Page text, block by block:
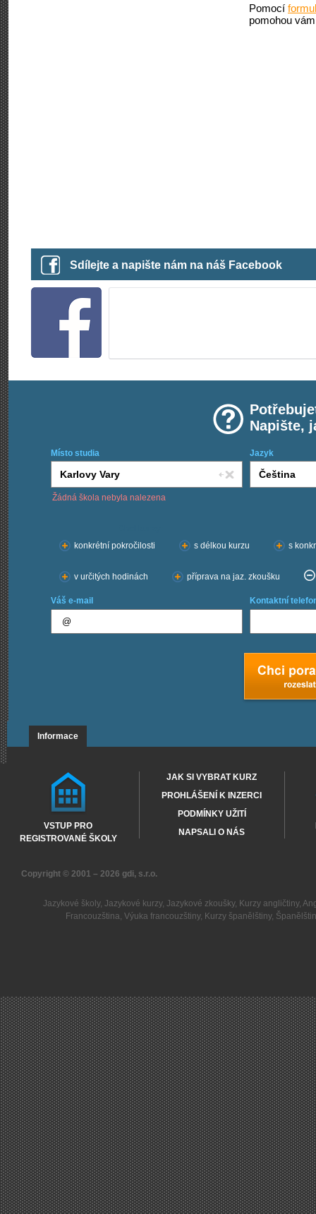
Pomocí
pomohou
Sdílejte a napište nám na náš Facebook
Napište,
Místo studia Jazyk
Žádná škola nebyla nalezena
konkrétní pokročilosti
s délkou kurzu s
v určitých hodinách příprava na jaz. zkoušku
Váš e-mail Kontaktní
Informace
VSTUP PRO
REGISTROVANÉ ŠKOLY
JAK SI VYBRAT KURZ
PROHLÁŠENÍ K INZERCI
PODMÍNKY UŽITÍ
NAPSALI O NÁS
Copyright © 2001 – 2026 gdi, s.r.o.
Jazykové školy, Jazykové kurzy, Jazykové zkoušky, Kurzy angličtiny,
Francouzština,Výuka francouzštiny, Kurzy španělštiny,